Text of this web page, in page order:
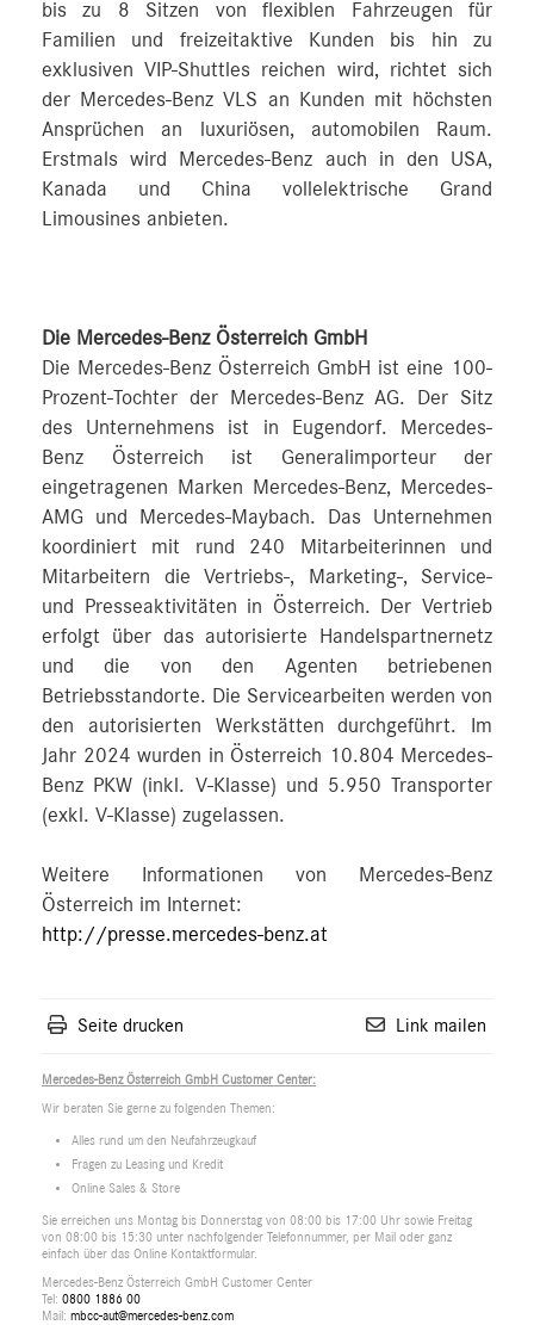
bis zu 8 Sitzen von flexiblen Fahrzeugen für
Familien und freizeitaktive Kunden bis hin zu
exklusiven VIP‑Shuttles reichen wird, richtet sich
der Mercedes‑Benz VLS an Kunden mit höchsten
Ansprüchen an luxuriösen, automobilen Raum.
Erstmals wird Mercedes‑Benz auch in den USA,
Kanada und China vollelektrische Grand
Limousines anbieten.
Die Mercedes-Benz Österreich GmbH
Die Mercedes-Benz Österreich GmbH ist eine 100-
Prozent-Tochter der Mercedes-Benz AG. Der Sitz
des Unternehmens ist in Eugendorf. Mercedes-
Benz Österreich ist Generalimporteur der
eingetragenen Marken Mercedes-Benz, Mercedes-
AMG und Mercedes-Maybach. Das Unternehmen
koordiniert mit rund 240 Mitarbeiterinnen und
Mitarbeitern die Vertriebs-, Marketing-, Service-
und Presseaktivitäten in Österreich. Der Vertrieb
erfolgt über das autorisierte Handelspartnernetz
und die von den Agenten betriebenen
Betriebsstandorte. Die Servicearbeiten werden von
den autorisierten Werkstätten durchgeführt. Im
Jahr 2024 wurden in Österreich 10.804 Mercedes-
Benz PKW (inkl. V-Klasse) und 5.950 Transporter
(exkl. V-Klasse) zugelassen.
Weitere Informationen von Mercedes-Benz
Österreich im Internet:
http://presse.mercedes-benz.at
Seite drucken Link mailen
Mercedes-Benz Österreich GmbH Customer Center:
Wir beraten Sie gerne zu folgenden Themen:
Alles rund um den Neufahrzeugkauf
Fragen zu Leasing und Kredit
Online Sales & Store
Sie erreichen uns Montag bis Donnerstag von 08:00 bis 17:00 Uhr sowie Freitag
von 08:00 bis 15:30 unter nachfolgender Telefonnummer, per Mail oder ganz
einfach über das Online Kontaktformular.
Mercedes-Benz Österreich GmbH Customer Center
Tel: 0800 1886 00
Mail: mbcc-aut@mercedes-benz.com